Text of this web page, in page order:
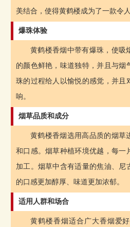
美结合，使得黄鹤楼成为了一款令
爆珠体验
黄鹤楼香烟中带有爆珠，使吸
的颜色鲜艳，味道独特，并且与烟
珠的过程给人以愉悦的感觉，并且
响。
烟草品质和成分
黄鹤楼香烟选用高品质的烟草
和口感。烟草种植环境优越，每一
加工。烟草中含有适量的焦油、尼
的口感更加醇厚、味道更加浓郁。
适用人群和场合
黄鹤楼香烟适合广大香烟爱